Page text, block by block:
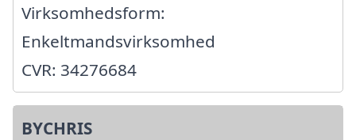
Virksomhedsform:
Enkeltmandsvirksomhed
CVR: 34276684
BYCHRIS